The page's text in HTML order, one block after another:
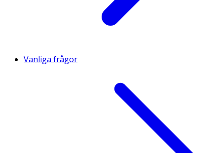
Vanliga frågor